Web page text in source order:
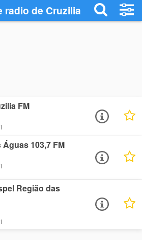
radio de Cruzilia
FM
103,7 FM
Região das